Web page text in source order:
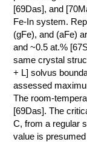
ХИМИЯ НА
И
[69Das], and
Fe-In system.
(gFe), and (aFe)
and ~0.5 at.%
same crystal
+ L] solvus
assessed
The room-
[69Das]. The
C, from a regular
value is